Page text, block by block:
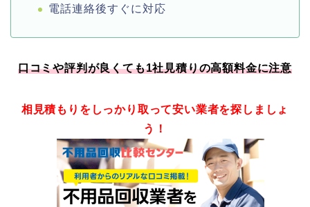
電話連絡後すぐに対応
口コミや評判が良くても1社見積りの高額料金に注意
相見積もりをしっかり取って安い業者を探しましょ
う！